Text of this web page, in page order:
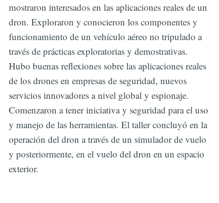
mostraron interesados en las aplicaciones reales de un
dron. Exploraron y conocieron los componentes y
funcionamiento de un vehículo aéreo no tripulado a
través de prácticas exploratorias y demostrativas.
Hubo buenas reflexiones sobre las aplicaciones reales
de los drones en empresas de seguridad, nuevos
servicios innovadores a nivel global y espionaje.
Comenzaron a tener iniciativa y seguridad para el uso
y manejo de las herramientas. El taller concluyó en la
operación del dron a través de un simulador de vuelo
y posteriormente, en el vuelo del dron en un espacio
exterior.